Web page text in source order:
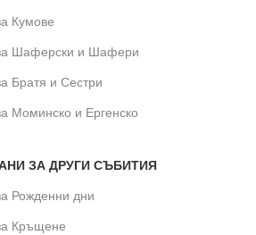
Кумове
за Шаферски и Шафери
Братя и Сестри
Моминско и Ергенско
ЗА ДРУГИ СЪБИТИЯ
Рожденни дни
Кръщене